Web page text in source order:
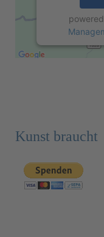
Kunst braucht